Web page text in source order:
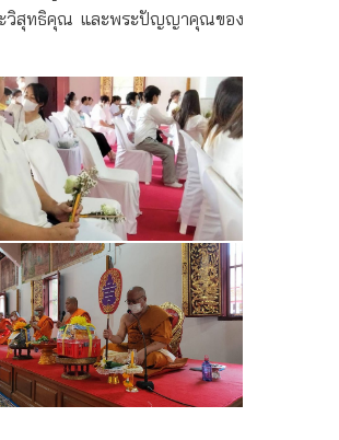
ะวิสุทธิคุณ และพระปัญญาคุณของ